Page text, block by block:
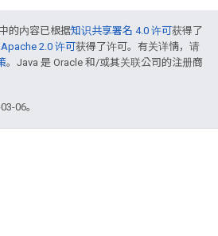
的内容已根据知识共享署名 4.0 许可获得了
Apache 2.0 许可获得了许可。有关详情，请
。Java 是 Oracle 和/或其关联公司的注册商
06。